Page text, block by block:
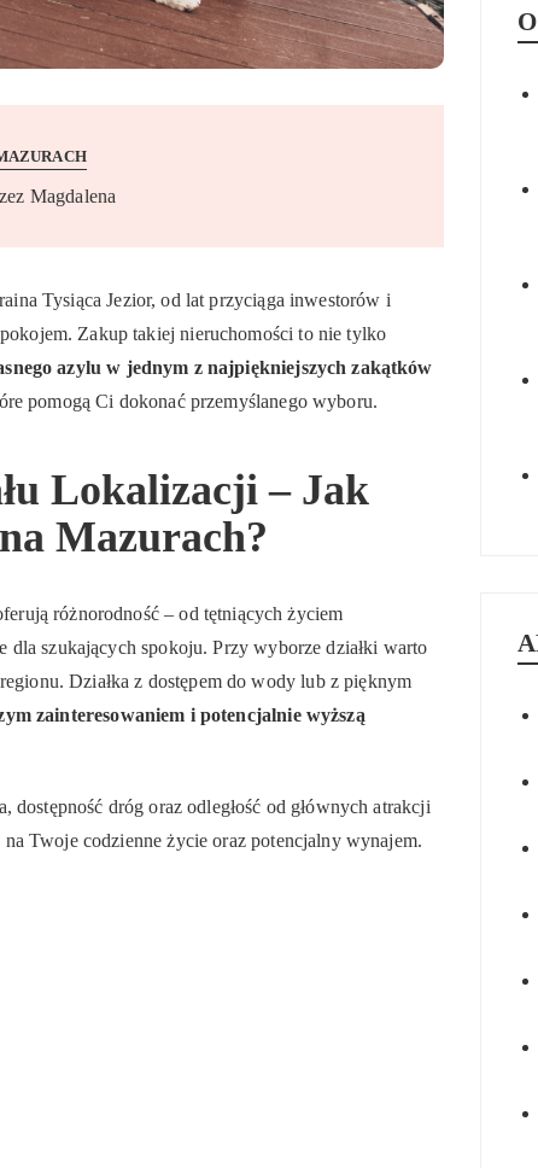
Magdalena
Tysiąca Jezior, od lat przyciąga inwestorów i
Zakup takiej nieruchomości to nie tylko
azylu w jednym z najpiękniejszych zakątków
pomogą Ci dokonać przemyślanego wyboru.
Lokalizacji – Jak
Mazurach?
różnorodność – od tętniących życiem
szukających spokoju. Przy wyborze działki warto
Działka z dostępem do wody lub z pięknym
zainteresowaniem i potencjalnie wyższą
dróg oraz odległość od głównych atrakcji
Twoje codzienne życie oraz potencjalny wynajem.